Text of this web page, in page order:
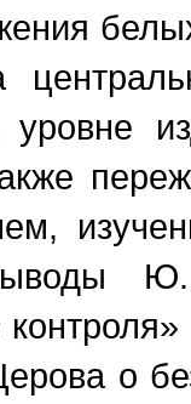
уровне
Ю.
о